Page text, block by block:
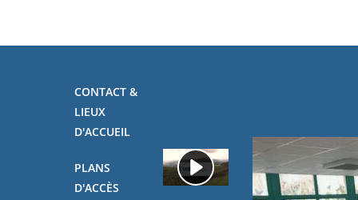
CONTACT &
LIEUX
D'ACCUEIL
PLANS
D'ACCÈS